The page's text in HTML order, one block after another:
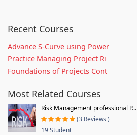
Recent Courses
Advance S-Curve using Power
Practice Managing Project Ri
Foundations of Projects Cont
Most Related Courses
Risk Management professional P...
(3 Reviews )
19 Student